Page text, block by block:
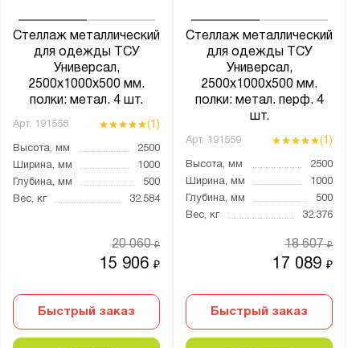
Стеллаж металлический
для одежды ТСУ
Универсал,
2500х1000х500 мм.
полки: метал. 4 шт.
Арт. 191558 (1)
Высота, мм
2500
Ширина, мм
1000
Глубина, мм
500
Вес, кг
32.584
15 906₽
20 060₽
Быстрый заказ
Стеллаж металлический
для одежды ТСУ
Универсал,
2500х1000х500 мм.
полки: метал. перф. 4
шт.
Арт. 191559 (1)
Высота, мм
2500
Ширина, мм
1000
Глубина, мм
500
Вес, кг
32.376
17 089₽
18 607₽
Быстрый заказ
1815
1820
1830
2400